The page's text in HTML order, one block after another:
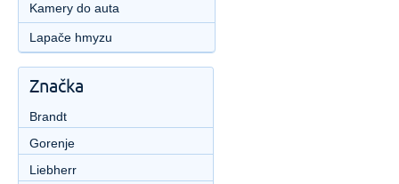
Kamery do auta
Lapače hmyzu
Značka
Brandt
Gorenje
Liebherr